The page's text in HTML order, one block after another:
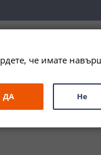
ЗА ПОДАРЪК ПРОМО
че имате
ДА Не